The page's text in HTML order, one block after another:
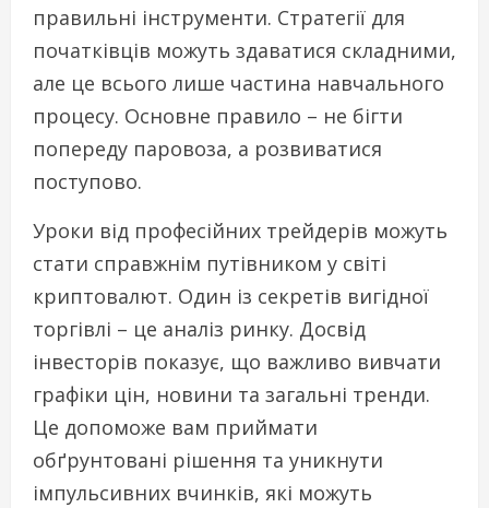
правильні інструменти. Стратегії для
початківців можуть здаватися складними,
але це всього лише частина навчального
процесу. Основне правило – не бігти
попереду паровоза, а розвиватися
поступово.
Уроки від професійних трейдерів можуть
стати справжнім путівником у світі
криптовалют. Один із секретів вигідної
торгівлі – це аналіз ринку. Досвід
інвесторів показує, що важливо вивчати
графіки цін, новини та загальні тренди.
Це допоможе вам приймати
обґрунтовані рішення та уникнути
імпульсивних вчинків, які можуть